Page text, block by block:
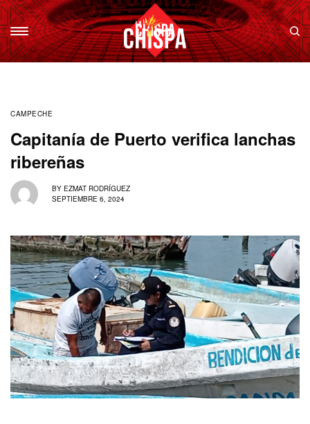
CAMPECHE
Capitanía de Puerto verifica lanchas
ribereñas
BY EZMAT RODRÍGUEZ
SEPTIEMBRE 6, 2024